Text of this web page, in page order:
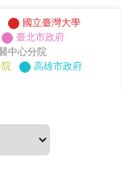
國立臺灣大學
臺北市政府
中心分院
高雄市政府